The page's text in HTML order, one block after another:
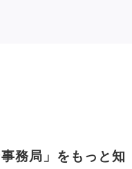
務局」をもっと知